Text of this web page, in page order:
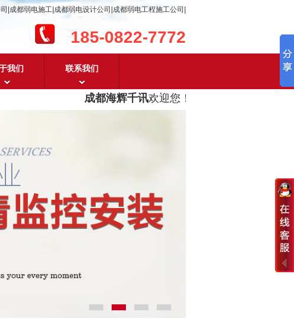
|成都弱电施工|成都弱电设计公司|成都弱电工程施工公司|
185-0822-7772
我们 联系我们
成都海辉千讯欢迎您！ 成都弱电工程设计及成